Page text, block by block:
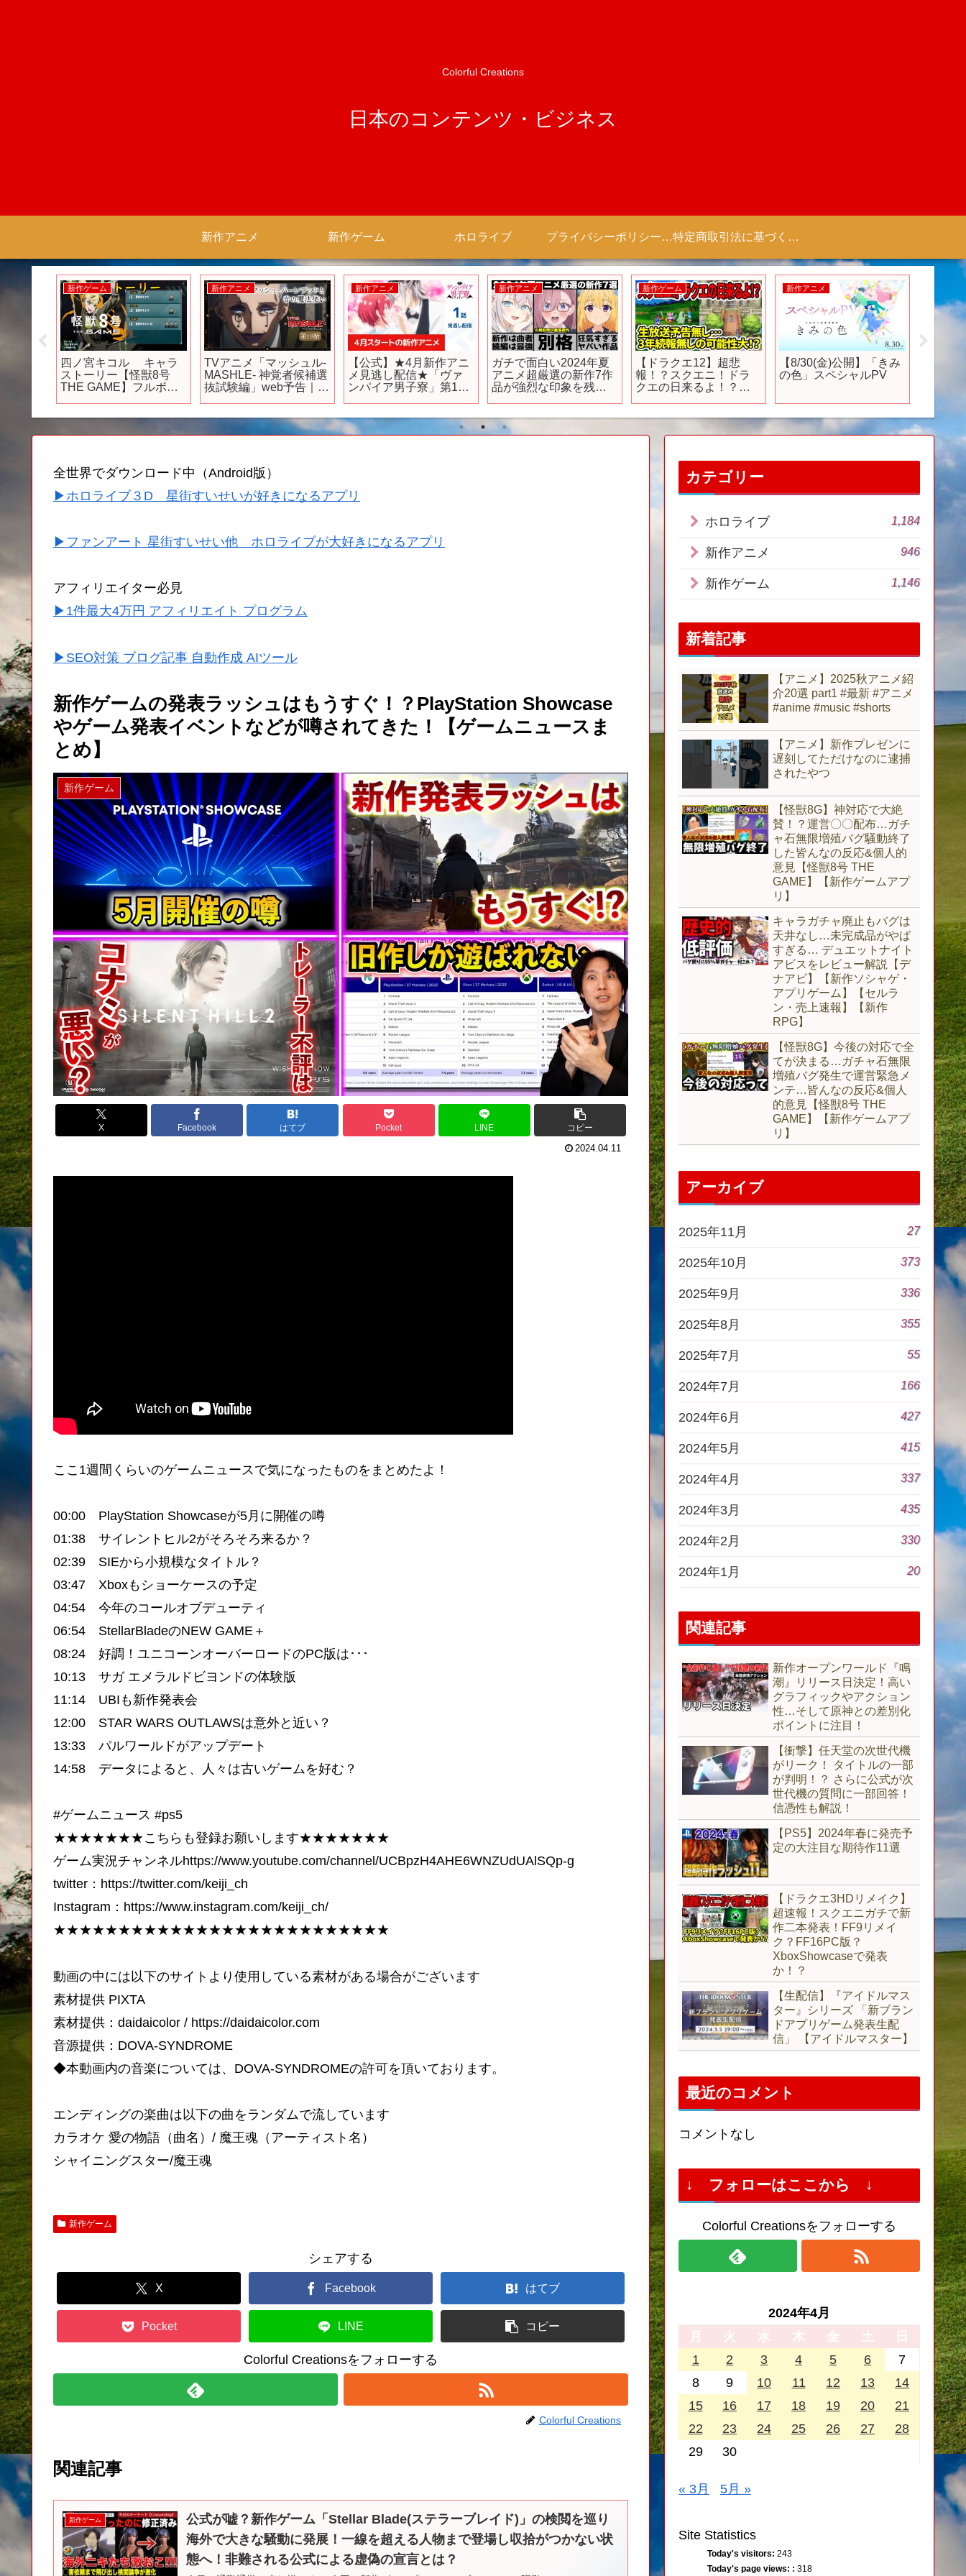
Colorful Creations
日本のコンテンツ・ビジネス
新作アニメ 新作ゲーム ホロライブ プライバシーポリシー 【Colorful Creation】 特定商取引法に基づく表記（商取引に関する開示）
新作ゲーム
四ノ宮キコル キャラ
ストーリー【怪獣8号
THE GAME】フルボイ
新作アニメ
TVアニメ「マッシュル-
MASHLE- 神覚者候補選
抜試験編」web予告｜第
新作アニメ
【公式】★4月新作アニ
メ見逃し配信★「ヴァ
ンパイア男子寮」第1話
新作アニメ
ガチで面白い2024年夏
アニメ超厳選の新作7作
品が強烈な印象を残す
すすめアニメ】【2.5次
元の誘惑】【しかの
新作ゲーム
【ドラクエ12】超悲
報！？スクエニ！ドラ
クエの日来るよ！？予
新作アニメ
【8/30(金)公開】「きみ
の色」スペシャルPV
ver.）
全世界でダウンロード中（Android版）
▶ホロライブ３D 星街すいせいが好きになるアプリ
▶ファンアート 星街すいせい他 ホロライブが大好きになるアプリ
アフィリエイター必見
▶1件最大4万円 アフィリエイト プログラム
▶SEO対策 ブログ記事 自動作成 AIツール
新作ゲームの発表ラッシュはもうすぐ！？PlayStation Showcase
やゲーム発表イベントなどが噂されてきた！【ゲームニュースま
とめ】
新作ゲーム
X Facebook はてブ Pocket LINE コピー
2024.04.11
ここ1週間くらいのゲームニュースで気になったものをまとめたよ！
00:00 PlayStation Showcaseが5月に開催の噂
01:38 サイレントヒル2がそろそろ来るか？
02:39 SIEから小規模なタイトル？
03:47 Xboxもショーケースの予定
04:54 今年のコールオブデューティ
06:54 StellarBladeのNEW GAME＋
08:24 好調！ユニコーンオーバーロードのPC版は･･･
10:13 サガ エメラルドビヨンドの体験版
11:14 UBIも新作発表会
12:00 STAR WARS OUTLAWSは意外と近い？
13:33 パルワールドがアップデート
14:58 データによると、人々は古いゲームを好む？
#ゲームニュース #ps5
★★★★★★★こちらも登録お願いします★★★★★★★
ゲーム実況チャンネルhttps://www.youtube.com/channel/UCBpzH4AHE6WNZUdUAlSQp-g
twitter：https://twitter.com/keiji_ch
Instagram：https://www.instagram.com/keiji_ch/
★★★★★★★★★★★★★★★★★★★★★★★★★★
動画の中には以下のサイトより使用している素材がある場合がございます
素材提供 PIXTA
素材提供：daidaicolor / https://daidaicolor.com
音源提供：DOVA-SYNDROME
◆本動画内の音楽については、DOVA-SYNDROMEの許可を頂いております。
エンディングの楽曲は以下の曲をランダムで流しています
カラオケ 愛の物語（曲名）/ 魔王魂（アーティスト名）
シャイニングスター/魔王魂
新作ゲーム
シェアする
X Facebook はてブ
Pocket LINE コピー
Colorful Creationsをフォローする
Colorful Creations
関連記事
新作ゲーム
公式が嘘？新作ゲーム「Stellar Blade(ステラーブレイド)」の検閲を巡り
海外で大きな騒動に発展！一線を超える人物まで登場し収拾がつかない状
態へ！非難される公式による虚偽の宣言とは？
カテゴリー
ホロライブ 1,184
新作アニメ 946
新作ゲーム 1,146
新着記事
【アニメ】2025秋アニメ紹
介20選 part1 #最新 #アニメ
#anime #music #shorts
【アニメ】新作プレゼンに
遅刻してただけなのに逮捕
されたやつ
【怪獣8G】神対応で大絶
賛！？運営〇〇配布…ガチ
ャ石無限増殖バグ騒動終了
した皆んなの反応&個人的
意見【怪獣8号 THE
GAME】【新作ゲームアプ
リ】
キャラガチャ廃止もバグは
天井なし…未完成品がやば
すぎる… デュエットナイト
アビスをレビュー解説【デ
ナアビ】【新作ソシャゲ・
アプリゲーム】【セルラ
ン・売上速報】【新作
RPG】
【怪獣8G】今後の対応で全
てが決まる…ガチャ石無限
増殖バグ発生で運営緊急メ
ンテ…皆んなの反応&個人
的意見【怪獣8号 THE
GAME】【新作ゲームアプ
リ】
アーカイブ
2025年11月 27
2025年10月 373
2025年9月 336
2025年8月 355
2025年7月 55
2024年7月 166
2024年6月 427
2024年5月 415
2024年4月 337
2024年3月 435
2024年2月 330
2024年1月 20
関連記事
新作オープンワールド『鳴
潮』リリース日決定！高い
グラフィックやアクション
性…そして原神との差別化
ポイントに注目！
【衝撃】任天堂の次世代機
がリーク！ タイトルの一部
が判明！？ さらに公式が次
世代機の質問に一部回答！
信憑性も解説！
【PS5】2024年春に発売予
定の大注目な期待作11選
【ドラクエ3HDリメイク】
超速報！スクエニガチで新
作二本発表！FF9リメイ
ク？FF16PC版？
XboxShowcaseで発表
か！？
【生配信】『アイドルマス
ター』シリーズ 「新ブラン
ドアプリゲーム発表生配
信」 【アイドルマスター】
最近のコメント
コメントなし
↓ フォローはここから ↓
Colorful Creationsをフォローする
2024年4月
月
火 水 木 金 土
日
1
2 3 4 5 6
7
8
9 10 11 12 13
14
15
16 17 18 19 20
21
22
23 24 25 26 27
28
29
30
« 3月 5月 »
Site Statistics
Today's visitors: 243
Today's page views: : 318